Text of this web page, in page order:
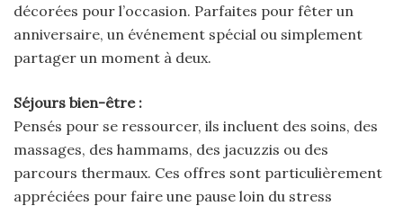
décorées pour l’occasion. Parfaites pour fêter un
anniversaire, un événement spécial ou simplement
partager un moment à deux.
Séjours bien-être :
Pensés pour se ressourcer, ils incluent des soins, des
massages, des hammams, des jacuzzis ou des
parcours thermaux. Ces offres sont particulièrement
appréciées pour faire une pause loin du stress